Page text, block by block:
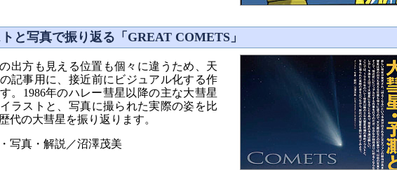
と写真で振り返る「GREAT COMETS」
出方も見える位置も個々に違うため、天
記事用に、接近前にビジュアル化する作
。1986年のハレー彗星以降の主な大彗星
ラストと、写真に撮られた実際の姿を比
代の大彗星を振り返ります。
写真・解説／沼澤茂美